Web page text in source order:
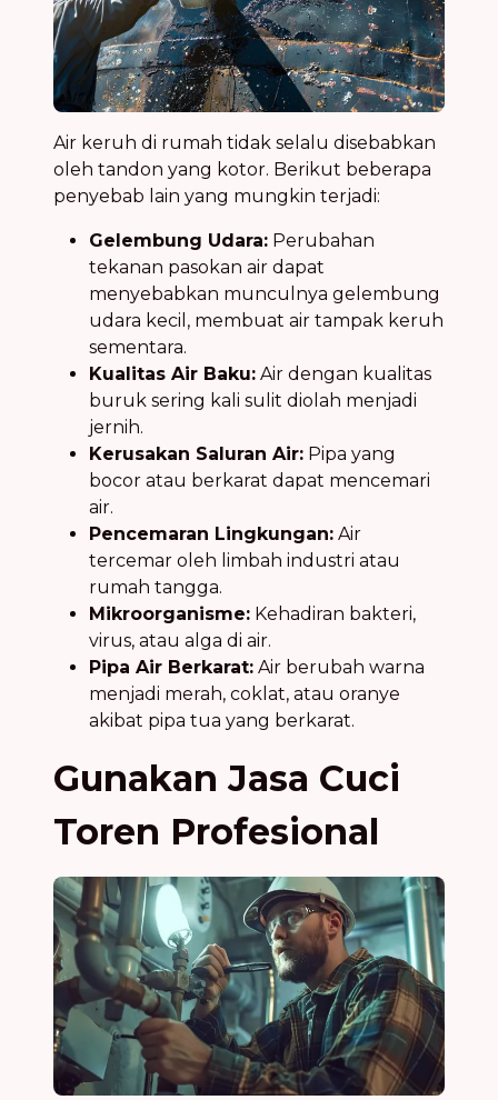
Air keruh di rumah tidak selalu disebabkan
oleh tandon yang kotor. Berikut beberapa
penyebab lain yang mungkin terjadi:
Gelembung Udara: Perubahan
tekanan pasokan air dapat
menyebabkan munculnya gelembung
udara kecil, membuat air tampak keruh
sementara.
Kualitas Air Baku: Air dengan kualitas
buruk sering kali sulit diolah menjadi
jernih.
Kerusakan Saluran Air: Pipa yang
bocor atau berkarat dapat mencemari
air.
Pencemaran Lingkungan: Air
tercemar oleh limbah industri atau
rumah tangga.
Mikroorganisme: Kehadiran bakteri,
virus, atau alga di air.
Pipa Air Berkarat: Air berubah warna
menjadi merah, coklat, atau oranye
akibat pipa tua yang berkarat.
Gunakan Jasa Cuci
Toren Profesional